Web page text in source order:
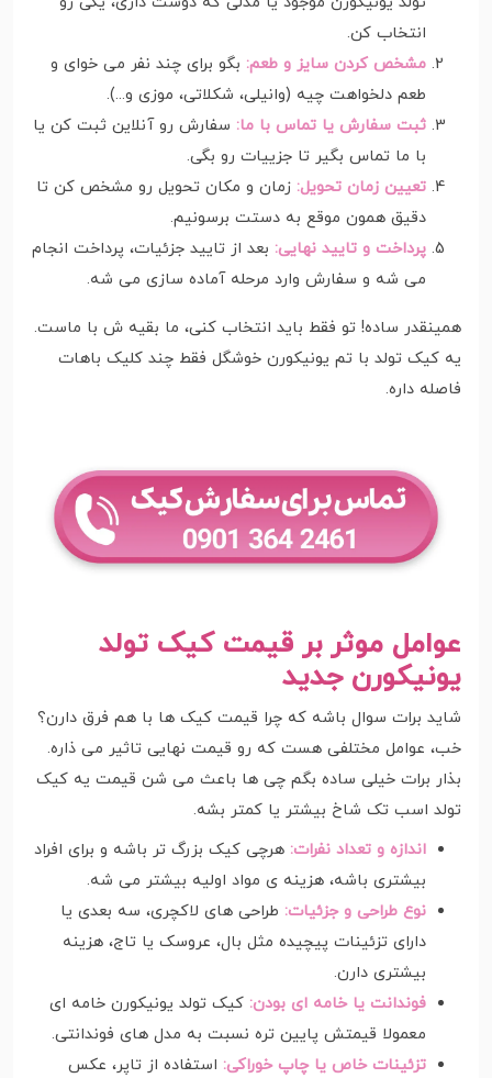
انتخاب کن.
مشخص کردن سایز و طعم: بگو برای چند نفر می خوای و
طعم دلخواهت چیه (وانیلی، شکلاتی، موزی و...).
ثبت سفارش یا تماس با ما: سفارش رو آنلاین ثبت کن یا
با ما تماس بگیر تا جزییات رو بگی.
تعیین زمان تحویل: زمان و مکان تحویل رو مشخص کن تا
دقیق همون موقع به دستت برسونیم.
پرداخت و تایید نهایی: بعد از تایید جزئیات، پرداخت انجام
می شه و سفارش وارد مرحله آماده سازی می شه.
همینقدر ساده! تو فقط باید انتخاب کنی، ما بقیه ش با ماست.
یه کیک تولد با تم یونیکورن خوشگل فقط چند کلیک باهات
فاصله داره.
عوامل موثر بر قیمت کیک تولد
یونیکورن جدید
شاید برات سوال باشه که چرا قیمت کیک ها با هم فرق دارن؟
خب، عوامل مختلفی هست که رو قیمت نهایی تاثیر می ذاره.
بذار برات خیلی ساده بگم چی ها باعث می شن قیمت یه کیک
تولد اسب تک شاخ بیشتر یا کمتر بشه.
اندازه و تعداد نفرات: هرچی کیک بزرگ تر باشه و برای افراد
بیشتری باشه، هزینه ی مواد اولیه بیشتر می شه.
نوع طراحی و جزئیات: طراحی های لاکچری، سه بعدی یا
دارای تزئینات پیچیده مثل بال، عروسک یا تاج، هزینه
بیشتری دارن.
فوندانت یا خامه ای بودن: کیک تولد یونیکورن خامه ای
معمولا قیمتش پایین تره نسبت به مدل های فوندانتی.
تزئینات خاص یا چاپ خوراکی: استفاده از تاپر، عکس